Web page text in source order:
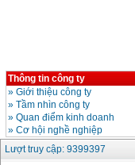
Thông tin công ty
» Giới thiệu công ty
» Tầm nhìn công ty
» Quan điểm kinh doanh
» Cơ hội nghề nghiệp
Lượt truy cập: 9399397